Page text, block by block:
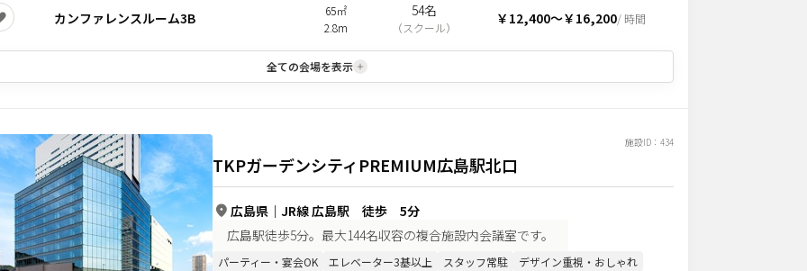
カンファレンスルーム3B
65㎡
2.8m
54名
（スクール）
￥12,400〜￥16,200/ 時間
全ての会場を表示
施設ID： 434
TKPガーデンシティPREMIUM広島駅北口
広島県 ｜ JR線 広島駅 徒歩 5分
広島駅徒歩5分。最大144名収容の複合施設内会議室です。
パーティー・宴会OK エレベーター3基以上 スタッフ常駐
デザイン重視・おしゃれ